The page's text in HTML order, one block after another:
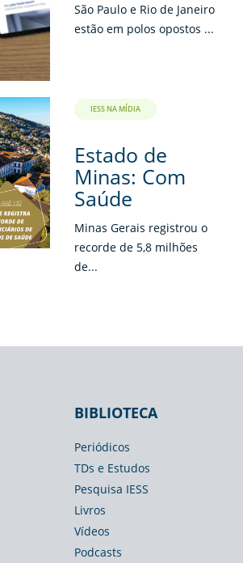
São Paulo e Rio de Janeiro
estão em polos opostos ...
IESS NA MÍDIA
Estado de
Minas: Com
Saúde
Minas Gerais registrou o
recorde de 5,8 milhões
de...
BIBLIOTECA
Periódicos
TDs e Estudos
Pesquisa IESS
Livros
Vídeos
Podcasts